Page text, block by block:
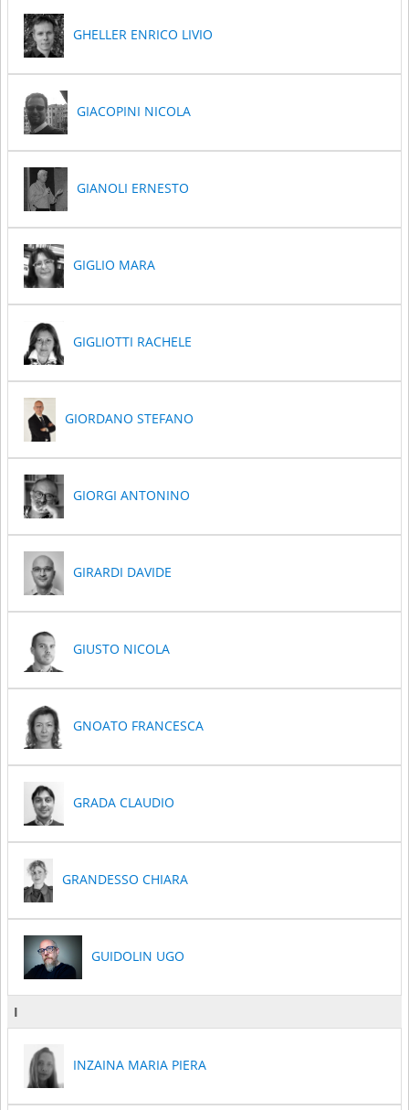
GHELLER ENRICO LIVIO
GIACOPINI NICOLA
GIANOLI ERNESTO
GIGLIO MARA
GIGLIOTTI RACHELE
GIORDANO STEFANO
GIORGI ANTONINO
GIRARDI DAVIDE
GIUSTO NICOLA
GNOATO FRANCESCA
GRADA CLAUDIO
GRANDESSO CHIARA
GUIDOLIN UGO
I
INZAINA MARIA PIERA